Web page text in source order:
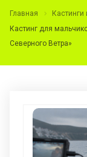
Главная Кастинги
Кастинг для
Северного Ветра»